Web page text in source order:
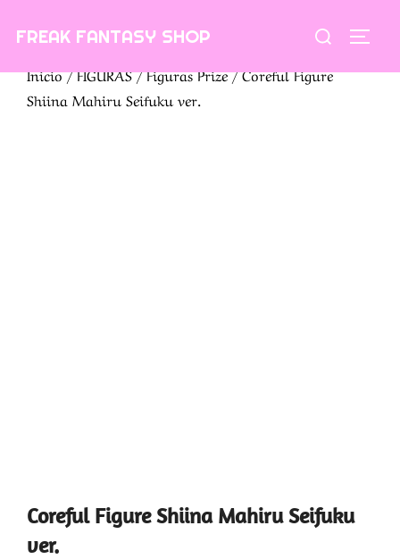
FREAK FANTASY SHOP Buscar:
Inicio/FIGURAS/Figuras Prize/ Coreful Figure
Shiina Mahiru Seifuku ver.
Coreful Figure Shiina Mahiru Seifuku
ver.